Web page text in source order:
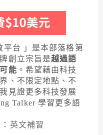
平台 」是本部落格第
創立宗旨是越過語
能 。希望藉由科技
、不限定地點、不
見證更多科技發展
Talker 學習更多語
英文補習